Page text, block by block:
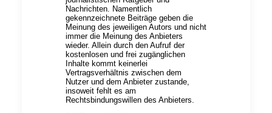
Nachrichten. Namentlich
gekennzeichnete Beiträge geben die
Meinung des jeweiligen Autors und nicht
immer die Meinung des Anbieters
wieder. Allein durch den Aufruf der
kostenlosen und frei zugänglichen
Inhalte kommt keinerlei
Vertragsverhältnis zwischen dem
Nutzer und dem Anbieter zustande,
insoweit fehlt es am
Rechtsbindungswillen des Anbieters.